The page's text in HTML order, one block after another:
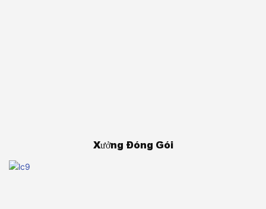
Xưởng Đóng Gói